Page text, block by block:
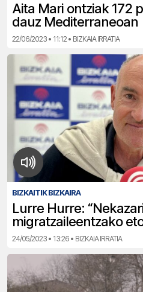
Aita Mari ontziak 172
dauz Mediterraneoan
22/06/2023 • 11:12 • BIZKAIA IRRATIA
BIZKAITIK BIZKAIRA
Lurre Hurre:
migratzaileentzako
24/05/2023 • 13:26 • BIZKAIA IRRATIA